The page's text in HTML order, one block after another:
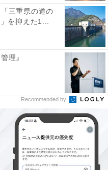
箕面大滝方面）／75票
園周辺ルート」でし
は、落差33mの迫力が冬
層際立ちます。大阪市内
ら、本格的な自然を満
散策と合わせたドライ
三重県の道の
を抑えた1...
理』
Recommended by